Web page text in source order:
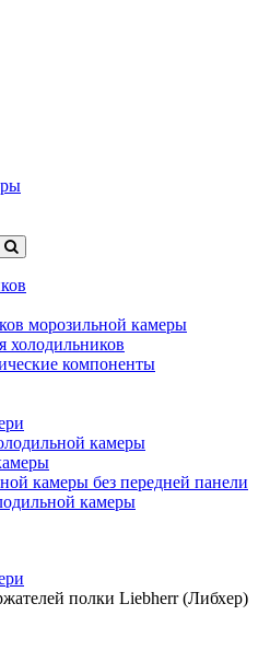
морозильной камеры
холодильников
компоненты
камеры
камеры без передней панели
камеры
полки Liebherr (Либхер)